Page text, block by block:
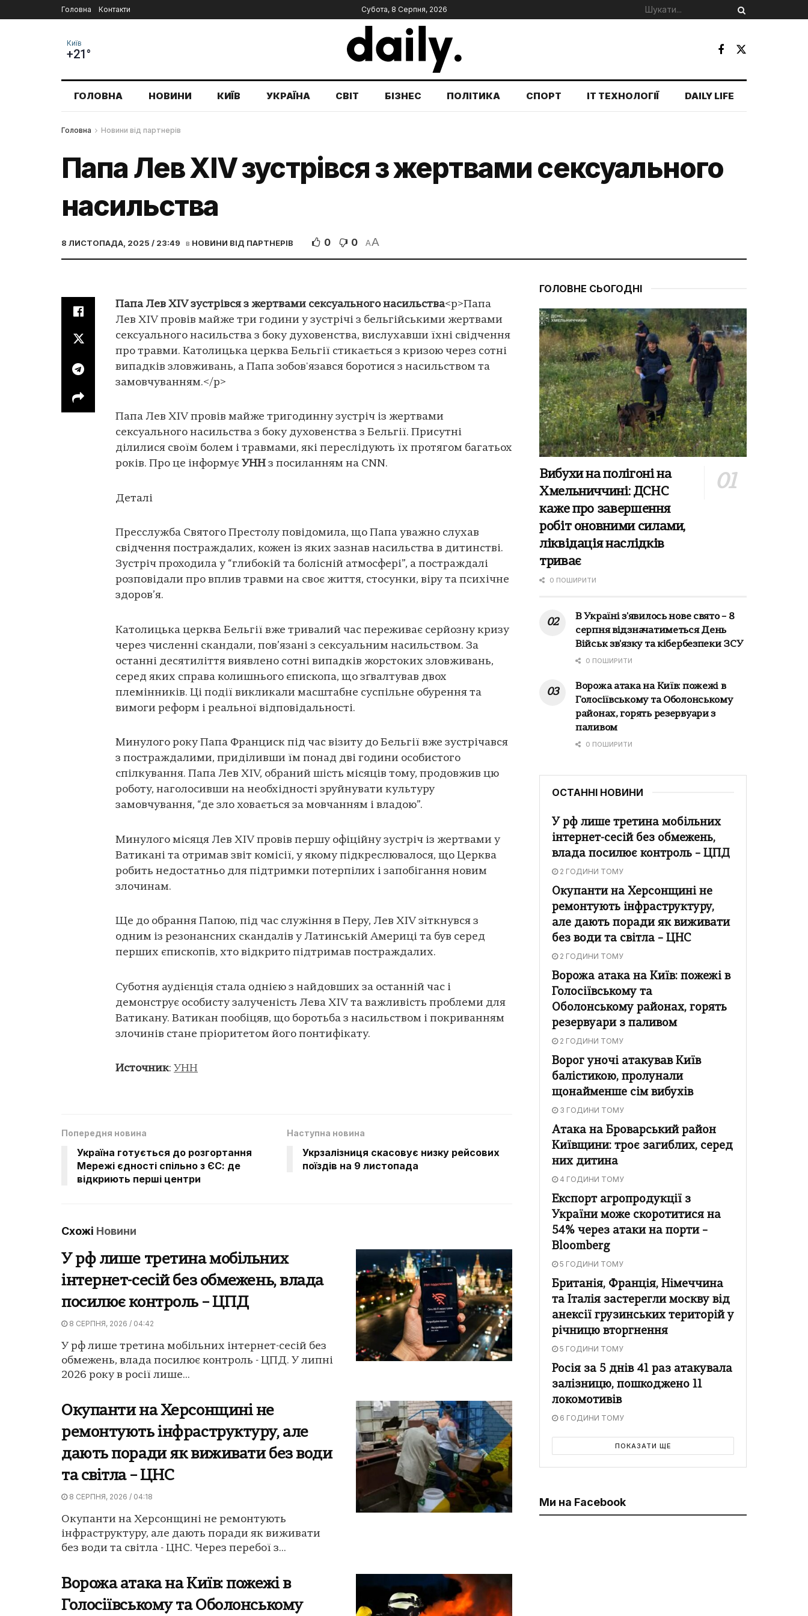
Головна Контакти Субота, 8 Серпня, 2026
Київ
+21°
ГОЛОВНА НОВИНИ КИЇВ УКРАЇНА СВІТ БІЗНЕС ПОЛІТИКА СПОРТ IT ТЕХНОЛОГІЇ DAILY LIFE
Головна Новини від партнерів
Папа Лев XIV зустрівся з жертвами сексуального
насильства
8 ЛИСТОПАДА, 2025 / 23:49 в НОВИНИ ВІД ПАРТНЕРІВ 0 0 AA
Папа Лев XIV зустрівся з жертвами сексуального насильства<p>Папа
Лев XIV провів майже три години у зустрічі з бельгійськими жертвами
сексуального насильства з боку духовенства, вислухавши їхні свідчення
про травми. Католицька церква Бельгії стикається з кризою через сотні
випадків зловживань, а Папа зобов'язався боротися з насильством та
замовчуванням.</p>
Папа Лев XIV провів майже тригодинну зустріч із жертвами
сексуального насильства з боку духовенства з Бельгії. Присутні
ділилися своїм болем і травмами, які переслідують їх протягом багатьох
років. Про це інформує УНН з посиланням на CNN.
Деталі
Пресслужба Святого Престолу повідомила, що Папа уважно слухав
свідчення постраждалих, кожен із яких зазнав насильства в дитинстві.
Зустріч проходила у “глибокій та болісній атмосфері”, а постраждалі
розповідали про вплив травми на своє життя, стосунки, віру та психічне
здоров’я.
Католицька церква Бельгії вже тривалий час переживає серйозну кризу
через численні скандали, пов’язані з сексуальним насильством. За
останні десятиліття виявлено сотні випадків жорстоких зловживань,
серед яких справа колишнього єпископа, що зґвалтував двох
племінників. Ці події викликали масштабне суспільне обурення та
вимоги реформ і реальної відповідальності.
Минулого року Папа Франциск під час візиту до Бельгії вже зустрічався
з постраждалими, приділивши їм понад дві години особистого
спілкування. Папа Лев XIV, обраний шість місяців тому, продовжив цю
роботу, наголосивши на необхідності зруйнувати культуру
замовчування, “де зло ховається за мовчанням і владою”.
Минулого місяця Лев XIV провів першу офіційну зустріч із жертвами у
Ватикані та отримав звіт комісії, у якому підкреслювалося, що Церква
робить недостатньо для підтримки потерпілих і запобігання новим
злочинам.
Ще до обрання Папою, під час служіння в Перу, Лев XIV зіткнувся з
одним із резонансних скандалів у Латинській Америці та був серед
перших єпископів, хто відкрито підтримав постраждалих.
Суботня аудієнція стала однією з найдовших за останній час і
демонструє особисту залученість Лева XIV та важливість проблеми для
Ватикану. Ватикан пообіцяв, що боротьба з насильством і покриванням
злочинів стане пріоритетом його понтифікату.
Источник: УНН
Попередня новина
Україна готується до розгортання
Мережі єдності спільно з ЄС: де
відкриють перші центри
Наступна новина
Укрзалізниця скасовує низку рейсових
поїздів на 9 листопада
Схожі Новини
У рф лише третина мобільних
інтернет-сесій без обмежень, влада
посилює контроль – ЦПД
8 СЕРПНЯ, 2026 / 04:42
У рф лише третина мобільних інтернет-сесій без
обмежень, влада посилює контроль - ЦПД. У липні
2026 року в росії лише...
Окупанти на Херсонщині не
ремонтують інфраструктуру, але
дають поради як виживати без води
та світла – ЦНС
8 СЕРПНЯ, 2026 / 04:18
Окупанти на Херсонщині не ремонтують
інфраструктуру, але дають поради як виживати
без води та світла - ЦНС. Через перебої з...
Ворожа атака на Київ: пожежі в
Голосіївському та Оболонському
ГОЛОВНЕ СЬОГОДНІ
Вибухи на полігоні на
Хмельниччині: ДСНС
каже про завершення
робіт оновними силами,
ліквідація наслідків
триває
0 ПОШИРИТИ
В Україні з'явилось нове свято – 8
серпня відзначатиметься День
Військ зв'язку та кібербезпеки ЗСУ
0 ПОШИРИТИ
Ворожа атака на Київ: пожежі в
Голосіївському та Оболонському
районах, горять резервуари з
паливом
0 ПОШИРИТИ
ОСТАННІ НОВИНИ
У рф лише третина мобільних
інтернет-сесій без обмежень,
влада посилює контроль – ЦПД
2 ГОДИНИ ТОМУ
Окупанти на Херсонщині не
ремонтують інфраструктуру,
але дають поради як виживати
без води та світла – ЦНС
2 ГОДИНИ ТОМУ
Ворожа атака на Київ: пожежі в
Голосіївському та
Оболонському районах, горять
резервуари з паливом
2 ГОДИНИ ТОМУ
Ворог уночі атакував Київ
балістикою, пролунали
щонайменше сім вибухів
3 ГОДИНИ ТОМУ
Атака на Броварський район
Київщини: троє загиблих, серед
них дитина
4 ГОДИНИ ТОМУ
Експорт агропродукції з
України може скоротитися на
54% через атаки на порти –
Bloomberg
5 ГОДИНИ ТОМУ
Британія, Франція, Німеччина
та Італія застерегли москву від
анексії грузинських територій у
річницю вторгнення
5 ГОДИНИ ТОМУ
Росія за 5 днів 41 раз атакувала
залізницю, пошкоджено 11
локомотивів
6 ГОДИНИ ТОМУ
ПОКАЗАТИ ЩЕ
Ми на Facebook